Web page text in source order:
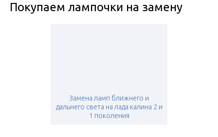
Покупаем лампочки на замену
Замена ламп ближнего и
дальнего света на лада калина 2 и
1 поколения